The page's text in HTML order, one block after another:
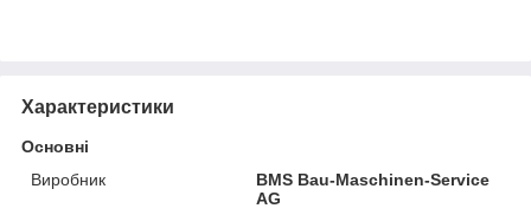
Характеристики
Основні
Виробник
BMS Bau-Maschinen-Service
AG